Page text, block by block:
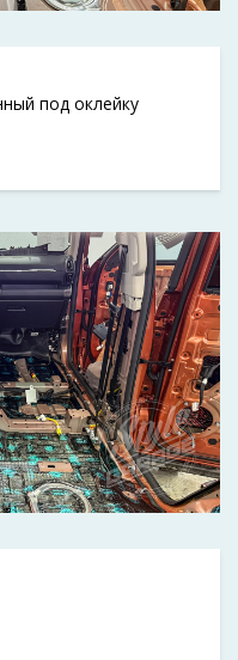
под оклейку